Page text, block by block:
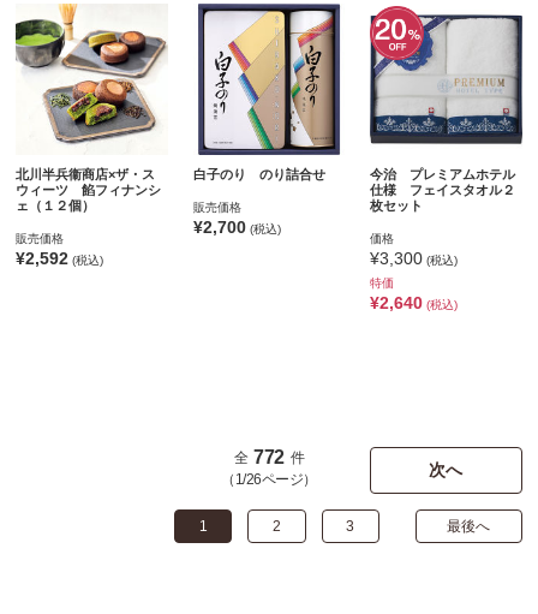
北川半兵衞商店×ザ・ス
ウィーツ 餡フィナンシ
ェ（１２個）
販売価格
¥2,592 (税込)
白子のり のり詰合せ
販売価格
¥2,700(税込)
今治 プレミアムホテル
仕様 フェイスタオル２
枚セット
価格
¥3,300 (税込)
特価
¥2,640 (税込)
次へ
全 772 件
（1/26ページ）
1 2 3 最後へ